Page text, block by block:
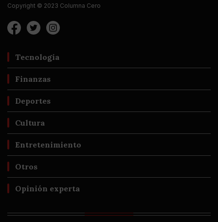
Copyright © 2023 Columna Cero
Tecnología
Finanzas
Deportes
Cultura
Entretenimiento
Otros
Opinión experta